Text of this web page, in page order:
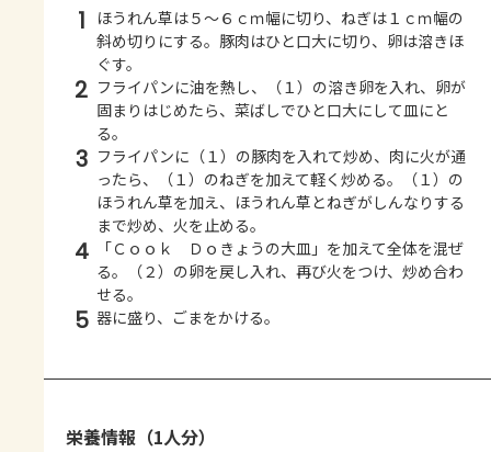
1
ほうれん草は５～６ｃｍ幅に切り、ねぎは１ｃｍ幅の
斜め切りにする。豚肉はひと口大に切り、卵は溶きほ
ぐす。
2 フライパンに油を熱し、（１）の溶き卵を入れ、卵が
固まりはじめたら、菜ばしでひと口大にして皿にと
る。
3 フライパンに（１）の豚肉を入れて炒め、肉に火が通
ったら、（１）のねぎを加えて軽く炒める。（１）の
ほうれん草を加え、ほうれん草とねぎがしんなりする
まで炒め、火を止める。
4
「Ｃｏｏｋ Ｄｏきょうの大皿」を加えて全体を混ぜ
る。（２）の卵を戻し入れ、再び火をつけ、炒め合わ
せる。
5 器に盛り、ごまをかける。
栄養情報（1人分）